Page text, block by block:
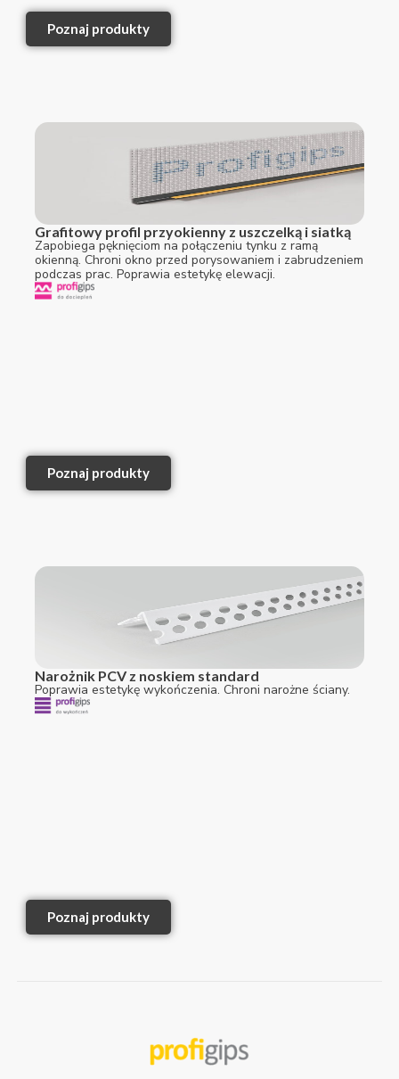
Poznaj produkty
Grafitowy profil przyokienny z uszczelką i siatką
Zapobiega pęknięciom na połączeniu tynku z ramą
okienną. Chroni okno przed porysowaniem i zabrudzeniem
podczas prac. Poprawia estetykę elewacji.
Poznaj produkty
Narożnik PCV z noskiem standard
Poprawia estetykę wykończenia. Chroni narożne ściany.
Poznaj produkty